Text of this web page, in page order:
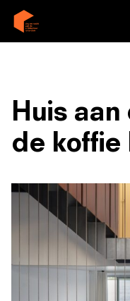
Huis aan
de